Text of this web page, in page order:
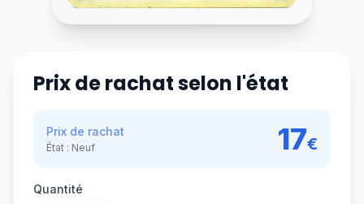
Prix de rachat selon l'état
Prix de rachat
État : Neuf 17€
Quantité